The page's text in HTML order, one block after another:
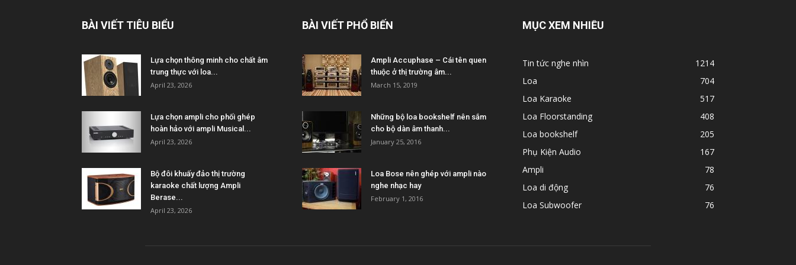
BÀI VIẾT TIÊU BIỂU
Lựa chọn thông minh cho chất âm
trung thực với loa...
April 23, 2026
Lựa chọn ampli cho phối ghép
hoàn hảo với ampli Musical...
April 23, 2026
Bộ đôi khuấy đảo thị trường
karaoke chất lượng Ampli
Berase...
April 23, 2026
BÀI VIẾT PHỔ BIẾN
Ampli Accuphase – Cái tên quen
thuộc ở thị trường âm...
March 15, 2019
Những bộ loa bookshelf nên sắm
cho bộ dàn âm thanh...
January 25, 2016
Loa Bose nên ghép với ampli nào
nghe nhạc hay
February 1, 2016
MỤC XEM NHIỀU
Tin tức nghe nhìn
1214
Loa
704
Loa Karaoke
517
Loa Floorstanding
408
Loa bookshelf
205
Phụ Kiện Audio
167
Ampli
78
Loa di động
76
Loa Subwoofer
76